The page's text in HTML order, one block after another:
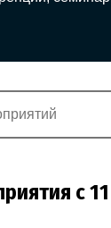
с